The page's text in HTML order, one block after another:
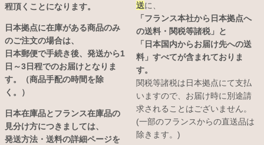
程頂くことになります。
日本拠点に在庫がある商品のみ
のご注文の場合は、
日本郵便で手続き後、発送から1
日～3日程でのお届けとなりま
す。（商品手配の時間を除
く。）
日本在庫品とフランス在庫品の
見分け方につきましては、
発送方法・送料の詳細ページを
送に、
「フランス本社から日本拠点へ
の送料・関税等諸税」と
「日本国内からお届け先への送
料」すべてが含まれておりま
す。
関税等諸税は日本拠点にて支払
いますので、お届け時に別途請
求されることはございません。
(一部のフランスからの直送品は
除きます。)